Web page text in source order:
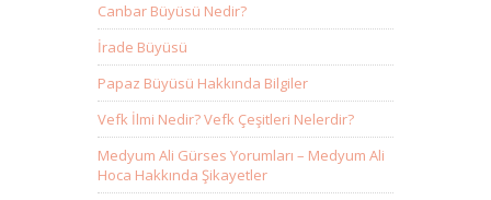
Canbar Büyüsü Nedir?
İrade Büyüsü
Papaz Büyüsü Hakkında Bilgiler
Vefk İlmi Nedir? Vefk Çeşitleri Nelerdir?
Medyum Ali Gürses Yorumları – Medyum Ali
Hoca Hakkında Şikayetler